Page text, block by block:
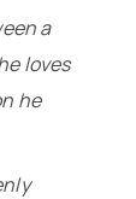
a
loves
he